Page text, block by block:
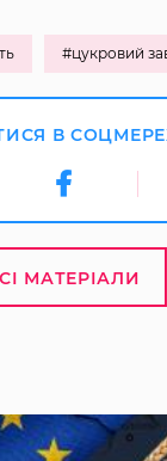
#цукровий
В
МАТЕРІАЛИ